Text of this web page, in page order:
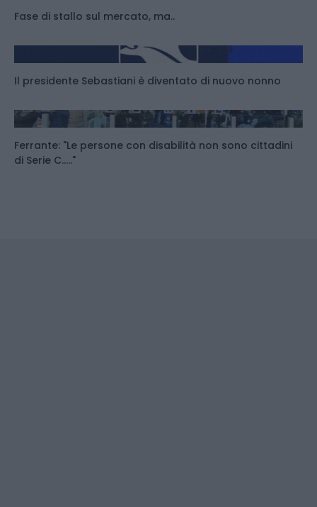
Fase di stallo sul mercato, ma..
Il presidente Sebastiani è diventato di nuovo nonno
Ferrante: "Le persone con disabilità non sono cittadini
di Serie C....."